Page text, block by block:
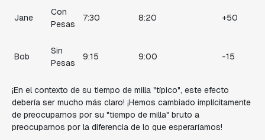
Jane
Con
Pesas
7:30 8:20 +50
Bob
Sin
Pesas
9:15 9:00 -15
¡En el contexto de su tiempo de milla "típico", este efecto
debería ser mucho más claro! ¡Hemos cambiado implícitamente
de preocuparnos por su "tiempo de milla" bruto a
preocuparnos por la diferencia de lo que esperaríamos!